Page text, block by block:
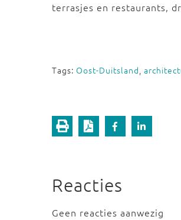
terrasjes en restaurants,
Tags: Oost-Duitsland,
Reacties
Geen reacties aanwezig